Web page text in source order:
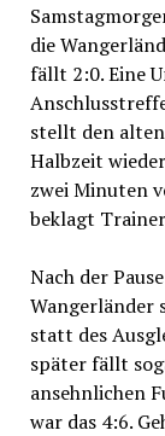
die
fällt 2:0. Eine
stellt den
Halbzeit
zwei Minuten
beklagt Trainer
Nach der
Wangerländer
statt des
später fällt
ansehnlichen
war das 4:6.